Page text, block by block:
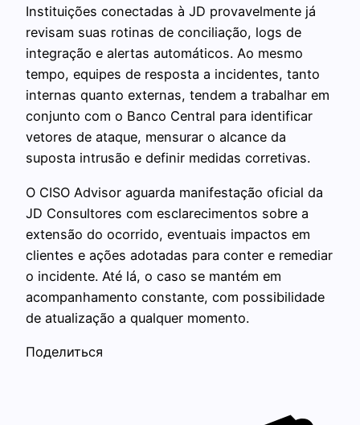
Instituições conectadas à JD provavelmente já
revisam suas rotinas de conciliação, logs de
integração e alertas automáticos. Ao mesmo
tempo, equipes de resposta a incidentes, tanto
internas quanto externas, tendem a trabalhar em
conjunto com o Banco Central para identificar
vetores de ataque, mensurar o alcance da
suposta intrusão e definir medidas corretivas.
O CISO Advisor aguarda manifestação oficial da
JD Consultores com esclarecimentos sobre a
extensão do ocorrido, eventuais impactos em
clientes e ações adotadas para conter e remediar
o incidente. Até lá, o caso se mantém em
acompanhamento constante, com possibilidade
de atualização a qualquer momento.
Поделиться